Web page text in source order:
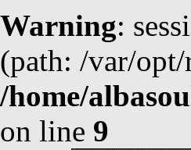
Warning:
(path: /var/
/home/
on line 9